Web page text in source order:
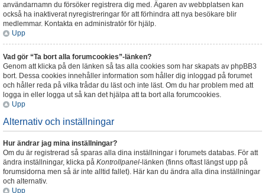
användarnamn du försöker registrera dig med. Ägaren av webbplatsen kan
också ha inaktiverat nyregistreringar för att förhindra att nya besökare blir
medlemmar. Kontakta en administratör för hjälp.
Upp
Vad gör “Ta bort alla forumcookies”-länken?
Genom att klicka på den länken så tas alla cookies som har skapats av phpBB3
bort. Dessa cookies innehåller information som håller dig inloggad på forumet
och håller reda på vilka trådar du läst och inte läst. Om du har problem med att
logga in eller logga ut så kan det hjälpa att ta bort alla forumcookies.
Upp
Alternativ och inställningar
Hur ändrar jag mina inställningar?
Om du är registrerad så sparas alla dina inställningar i forumets databas. För att
ändra inställningar, klicka på Kontrollpanel-länken (finns oftast längst upp på
forumsidorna men så är inte alltid fallet). Här kan du ändra alla dina inställningar
och alternativ.
Upp